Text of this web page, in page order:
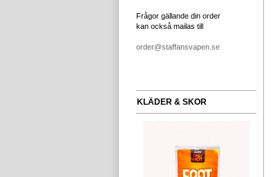
Frågor gällande din order
kan också mailas till
order@staffansvapen.se
KLÄDER & SKOR